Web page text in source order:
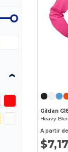
Gildan
Heavy
A partir